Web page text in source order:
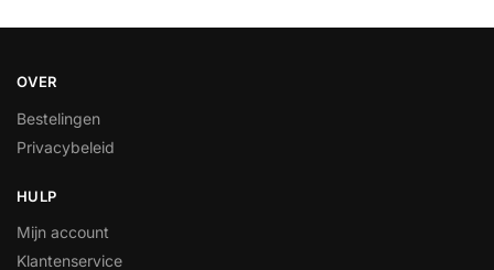
OVER
Bestelingen
Privacybeleid
HULP
Mijn account
Klantenservice